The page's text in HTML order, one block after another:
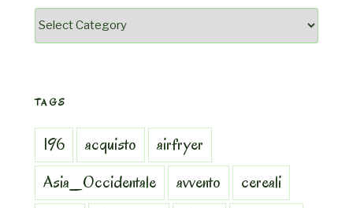
Categorie
TAGS
196 acquisto
airfryer
Asia_Occidentale
avvento
cereali